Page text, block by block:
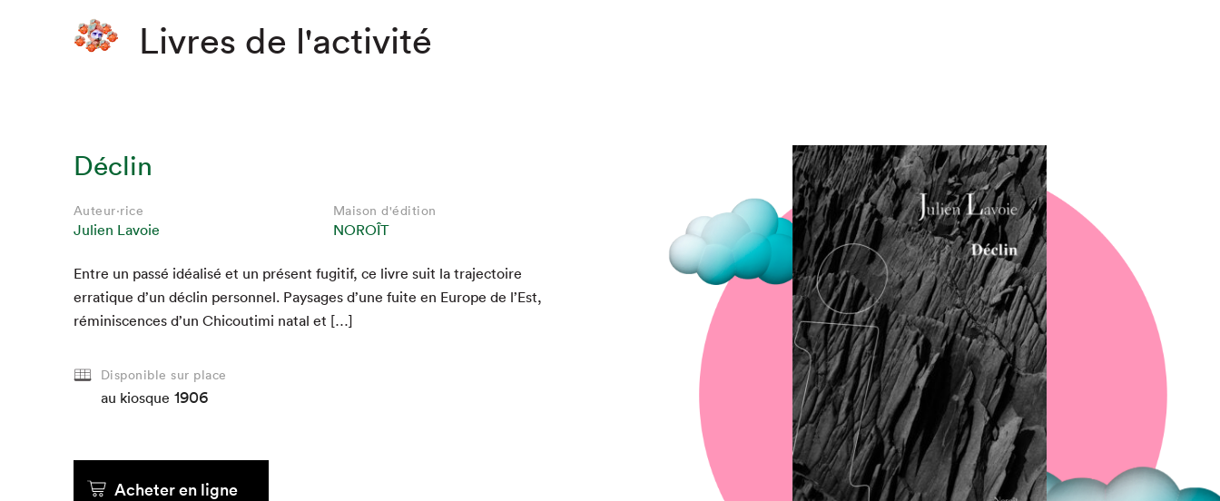
Que cherchez-vous?
Fermer
Livres de l'activité
Déclin
Auteur·rice
Julien Lavoie
Maison d'édition
NOROÎT
Entre un passé idéal­isé et un présent fugi­tif, ce livre suit la tra­jec­toire
erra­tique d’un déclin per­son­nel. Paysages d’une fuite en Europe de l’Est,
réminis­cences d’un Chicouti­mi natal et […]
Disponible sur place
au kiosque 1906
Acheter en ligne